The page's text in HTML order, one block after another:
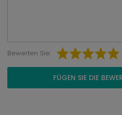
Bewerten Sie:
FÜGEN SIE DIE